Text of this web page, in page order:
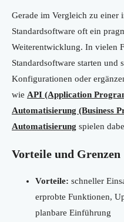
Gerade im Vergleich zu
Standardsoftware oft ein
Weiterentwicklung. In vielen
Standardsoftware starten und
Konfigurationen oder
wie API (Application
Automatisierung (Business
Automatisierung spielen
Vorteile und Grenzen
Vorteile: schneller
erprobte Funktionen,
planbare Einführung